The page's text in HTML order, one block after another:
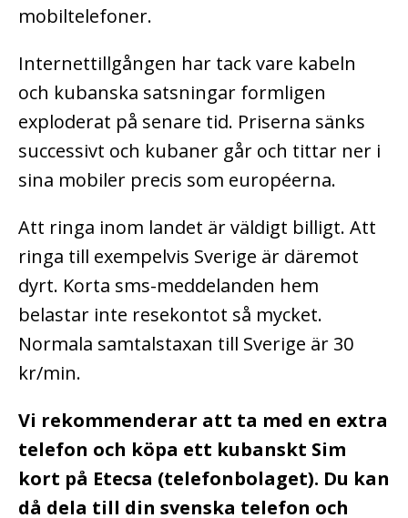
mobiltelefoner.
Internettillgången har tack vare kabeln
och kubanska satsningar formligen
exploderat på senare tid. Priserna sänks
successivt och kubaner går och tittar ner i
sina mobiler precis som européerna.
Att ringa inom landet är väldigt billigt. Att
ringa till exempelvis Sverige är däremot
dyrt. Korta sms-meddelanden hem
belastar inte resekontot så mycket.
Normala samtalstaxan till Sverige är 30
kr/min.
Vi rekommenderar att ta med en extra
telefon och köpa ett kubanskt Sim
kort på Etecsa (telefonbolaget). Du kan
då dela till din svenska telefon och